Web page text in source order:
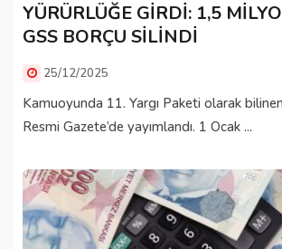
YÜRÜRLÜĞE GİRDİ: 1,5
GSS BORÇU SİLİNDİ
25/12/2025
Kamuoyunda 11. Yargı Paketi olarak
Resmi Gazete’de yayımlandı. 1 Ocak ...